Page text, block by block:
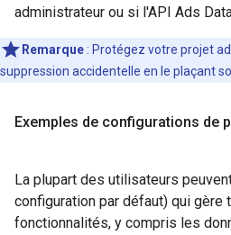
administrateur ou si l'API Ads
Remarque : Protégez votre projet
suppression accidentelle en le plaçant
Exemples de configurations de
La plupart des utilisateurs
configuration par défaut) qui gère
fonctionnalités, y compris les